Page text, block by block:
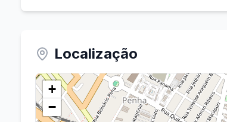
Localização
+
−